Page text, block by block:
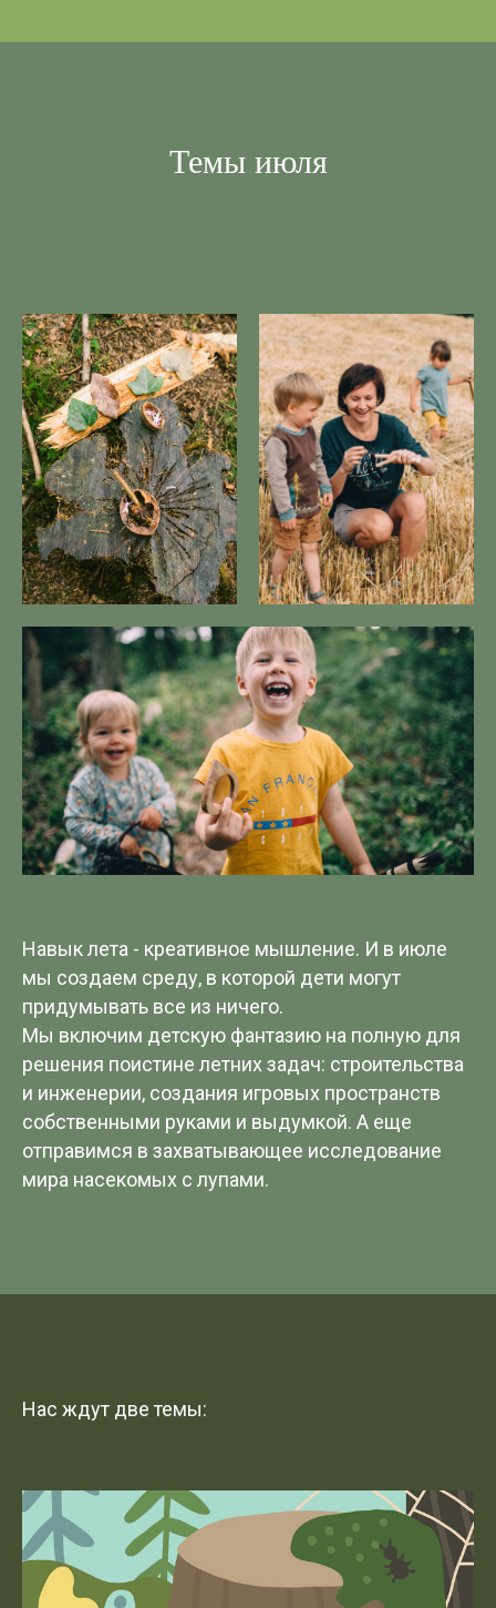
Темы июля
Навык лета - креативное мышление. И в июле
мы создаем среду, в которой дети могут
придумывать все из ничего.
Мы включим детскую фантазию на полную для
решения поистине летних задач: строительства
и инженерии, создания игровых пространств
собственными руками и выдумкой. А еще
отправимся в захватывающее исследование
мира насекомых с лупами.
Нас ждут две темы: